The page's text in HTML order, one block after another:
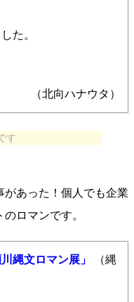
た。
（北向ハナウタ）
す
あった！個人でも企業
ロマンです。
縄文ロマン展」
（縄